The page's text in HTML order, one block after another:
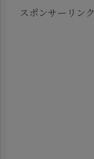
スポンサーリンク